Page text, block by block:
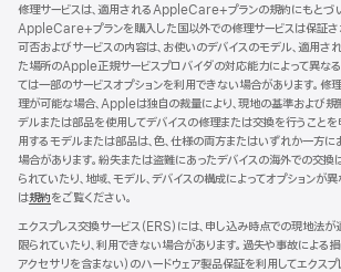
ン
ド
ウ
で
開
き
ま
す）
修理サービスは、適用されるAppleCare+プランの規約にもとづ
AppleCare+プランを購入した国以外での修理サービスは保証さ
可否およびサービスの内容は、お使いのデバイスのモデル、適用さ
た場所のApple正規サービスプロバイダの対応能力によって異な
ては一部のサービスオプションを利用できない場合があります。修
理が可能な場合、Appleは独自の裁量により、現地の基準および
デルまたは部品を使用してデバイスの修理または交換を行うことを
用するモデルまたは部品は、色、仕様の両方またはいずれか一方に
場合があります。紛失または盗難にあったデバイスの海外での交換
られていたり、地域、モデル、デバイスの構成によってオプションが
は規約（新
ウ
イ
をご覧ください。
エクスプレス交換サービス（ERS）には、申し込み時点での現地法
限られていたり、利用できない場合があります。過失や事故による
アクセサリを含まない）のハードウェア製品保証を利用してエクス